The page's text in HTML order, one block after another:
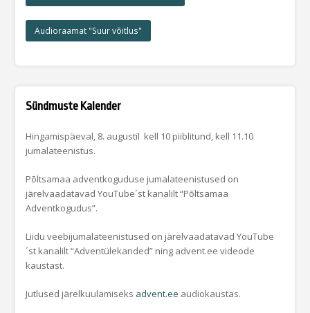
Audioraamat "Suur võitlus"
Sündmuste Kalender
Hingamispäeval, 8. augustil kell 10 piiblitund, kell 11.10
jumalateenistus.
Põltsamaa adventkoguduse jumalateenistused on
järelvaadatavad YouTube´st kanalilt “Põltsamaa
Adventkogudus”.
Liidu veebijumalateenistused on järelvaadatavad YouTube
´st kanalilt “Adventülekanded” ning advent.ee videode
kaustast.
Jutlused järelkuulamiseks advent.ee audiokaustas.